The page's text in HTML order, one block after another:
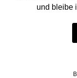
und bleibe